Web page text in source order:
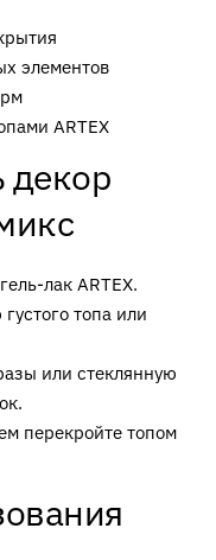
элементов
ARTEX
декор
лак ARTEX.
топа или
или стеклянную
перекройте топом